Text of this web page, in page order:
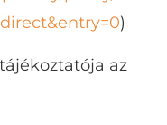
)
az